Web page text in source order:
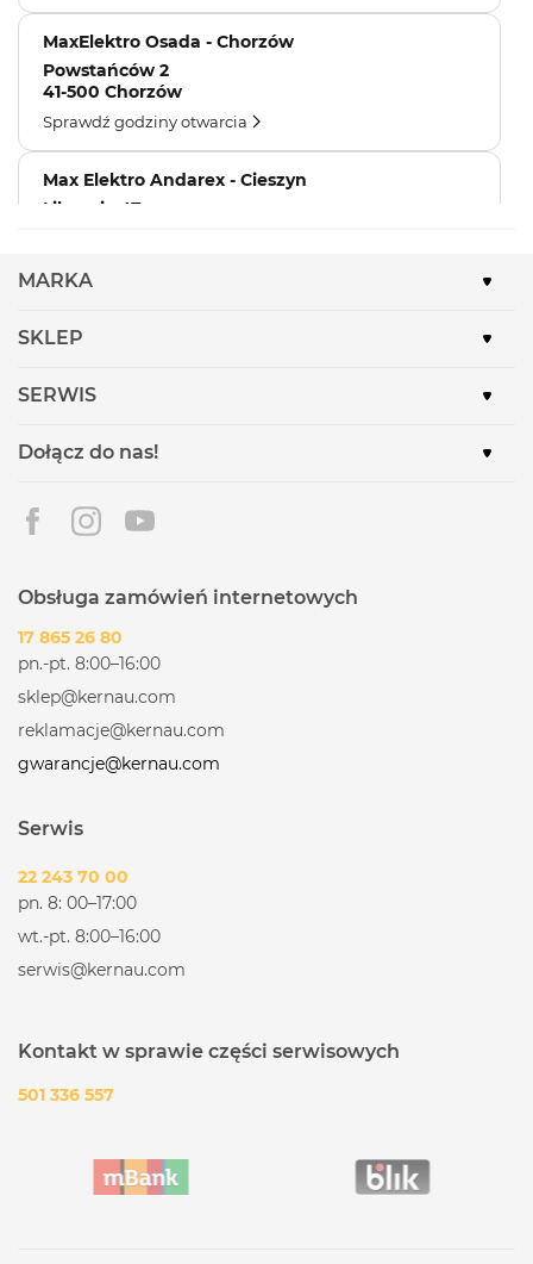
MaxElektro Osada - Chorzów
Powstańców 2
41-500 Chorzów
Sprawdź godziny otwarcia
Max Elektro Andarex - Cieszyn
Liburnia 47
Traugutta 27
Sprawdź godziny otwarcia
MaxElektro Tomsat - Czerwionka-Leszczyny
44-230 Czerwionka-Leszczyny
Sprawdź godziny otwarcia
MaxElektro Tomsat-1 - Czerwionka-Leszczyny
44-238 Czerwionka-Leszczyny
Sprawdź godziny otwarcia
MaxElektro L&L - Częstochowa
Ogrodowa 6
Max Elektro ALL AGD/RTV - Gliwice
Reymonta 16
Sprawdź godziny otwarcia
ul. Zielona 2F, Pawilon 333
Sprawdź godziny otwarcia
Max Elektro Anna - Jaworzno
Grunwaldzka 74
MARKA
SKLEP
SERWIS
Dołącz do nas!
Obsługa zamówień internetowych
17 865 26 80
pn.-pt. 8:00–16:00
sklep@kernau.com
reklamacje@kernau.com
gwarancje@kernau.com
Serwis
22 243 70 00
pn. 8: 00–17:00
wt.-pt. 8:00–16:00
serwis@kernau.com
Kontakt w sprawie części serwisowych
501 336 557